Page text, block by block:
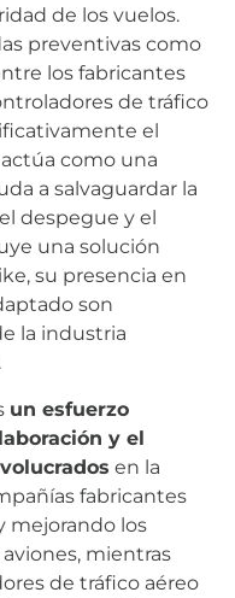
de los vuelos.
preventivas como
los fabricantes
de tráfico
el
como una
a salvaguardar la
despegue y el
una solución
su presencia en
son
la industria
un esfuerzo
y el
en la
fabricantes
mejorando los
mientras
de tráfico aéreo